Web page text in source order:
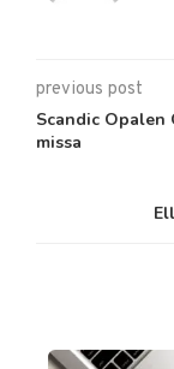
previous post
Scandic
missa